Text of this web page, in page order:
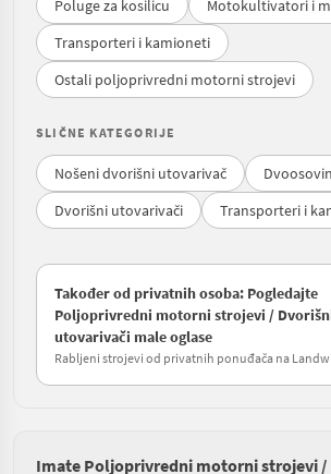
Poluge za kosilicu
Motokultivatori i
Transporteri i kamioneti
Ostali poljoprivredni motorni strojevi
SLIČNE KATEGORIJE
Nošeni dvorišni utovarivač
Dvorišni utovarivači
Transporteri i
Također od privatnih osoba: Pogledajte
Poljoprivredni motorni strojevi /
utovarivači male oglase
Rabljeni strojevi od privatnih ponuđača na
Imate Poljoprivredni motorni strojevi /